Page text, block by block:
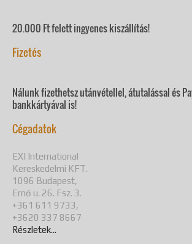
20.000 Ft felett ingyenes kiszállítás!
Fizetés
Nálunk fizethetsz utánvétellel, átutalással és
bankkártyával is!
Cégadatok
EXI International
Kereskedelmi KFT.
1096 Budapest,
Ernő u. 26. Fsz. 3.
+361 611 9733,
+3620 337 8667
Részletek...